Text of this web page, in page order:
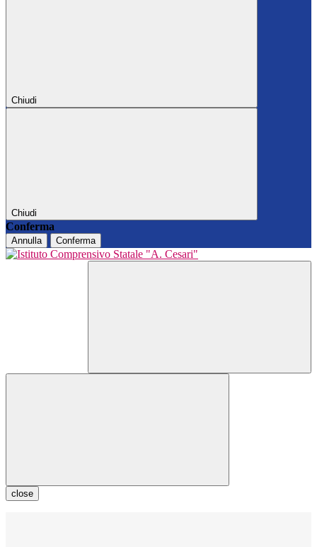
Chiudi
Chiudi
Conferma
Annulla Conferma
close